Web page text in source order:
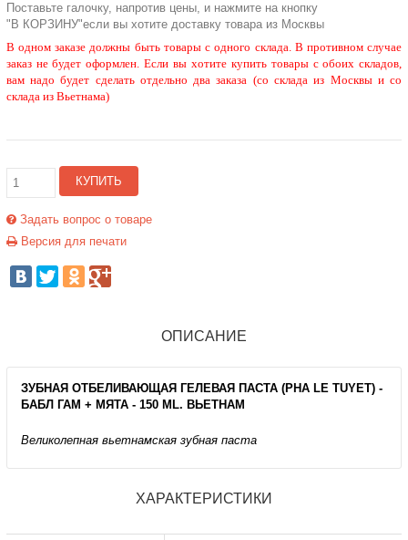
Поставьте галочку, напротив цены, и нажмите на кнопку
"В КОРЗИНУ"если вы хотите доставку товара из Москвы
В одном заказе должны быть товары с одного склада. В противном случае
заказ не будет оформлен. Если вы хотите купить товары с обоих складов,
вам надо будет сделать отдельно два заказа (со склада из Москвы и со
склада из Вьетнама)
КУПИТЬ
Задать вопрос о товаре
Версия для печати
ОПИСАНИЕ
ЗУБНАЯ ОТБЕЛИВАЮЩАЯ ГЕЛЕВАЯ ПАСТА (PHA LE TUYET) -
БАБЛ ГАМ + МЯТА - 150 ML. ВЬЕТНАМ
Великолепная вьетнамская зубная паста
ХАРАКТЕРИСТИКИ